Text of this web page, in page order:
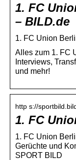
1. FC
– BILD.de
1. FC Union
Alles zum 1. FC
Interviews,
und mehr!
http s://
1. FC
1. FC Union
Gerüchte und
SPORT BILD